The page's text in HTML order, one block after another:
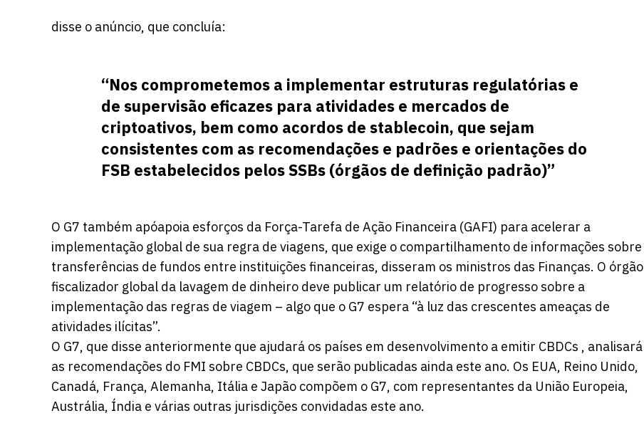
disse o anúncio, que concluía:
“Nos comprometemos a implementar estruturas regulatórias e
de supervisão eficazes para atividades e mercados de
criptoativos, bem como acordos de stablecoin, que sejam
consistentes com as recomendações e padrões e orientações do
FSB estabelecidos pelos SSBs (órgãos de definição padrão)”
O G7 também apóapoia esforços da Força-Tarefa de Ação Financeira (GAFI) para acelerar a
implementação global de sua regra de viagens, que exige o compartilhamento de informações sobre
transferências de fundos entre instituições financeiras, disseram os ministros das Finanças. O órgão
fiscalizador global da lavagem de dinheiro deve publicar um relatório de progresso sobre a
implementação das regras de viagem – algo que o G7 espera “à luz das crescentes ameaças de
atividades ilícitas”.
O G7, que disse anteriormente que ajudará os países em desenvolvimento a emitir CBDCs , analisará
as recomendações do FMI sobre CBDCs, que serão publicadas ainda este ano. Os EUA, Reino Unido,
Canadá, França, Alemanha, Itália e Japão compõem o G7, com representantes da União Europeia,
Austrália, Índia e várias outras jurisdições convidadas este ano.